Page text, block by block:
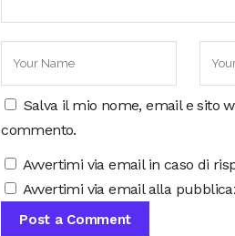
Salva il mio nome, email e sito
commento.
Avvertimi via email in caso di
Avvertimi via email alla